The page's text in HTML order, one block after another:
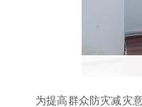
为提高群众防灾减灾